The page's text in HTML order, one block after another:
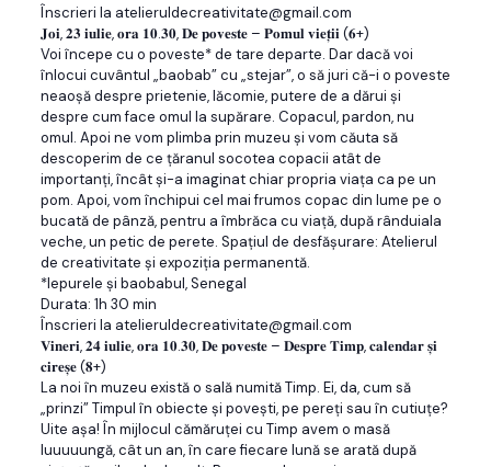
Înscrieri la atelieruldecreativitate@gmail.com
𝐉𝐨𝐢, 𝟐𝟑 𝐢𝐮𝐥𝐢𝐞, 𝐨𝐫𝐚 𝟏𝟎.𝟑𝟎, 𝐃𝐞 𝐩𝐨𝐯𝐞𝐬𝐭𝐞 – 𝐏𝐨𝐦𝐮𝐥 𝐯𝐢𝐞𝐭̦𝐢𝐢 (𝟔+)
Voi începe cu o poveste* de tare departe. Dar dacă voi
înlocui cuvântul „baobab” cu „stejar”, o să juri că-i o poveste
neaoșă despre prietenie, lăcomie, putere de a dărui și
despre cum face omul la supărare. Copacul, pardon, nu
omul. Apoi ne vom plimba prin muzeu și vom căuta să
descoperim de ce țăranul socotea copacii atât de
importanți, încât și-a imaginat chiar propria viața ca pe un
pom. Apoi, vom închipui cel mai frumos copac din lume pe o
bucată de pânză, pentru a îmbrăca cu viață, după rânduiala
veche, un petic de perete. Spațiul de desfășurare: Atelierul
de creativitate și expoziția permanentă.
*Iepurele și baobabul, Senegal
Durata: 1h 30 min
Înscrieri la atelieruldecreativitate@gmail.com
𝐕𝐢𝐧𝐞𝐫𝐢, 𝟐𝟒 𝐢𝐮𝐥𝐢𝐞, 𝐨𝐫𝐚 𝟏𝟎.𝟑𝟎, 𝐃𝐞 𝐩𝐨𝐯𝐞𝐬𝐭𝐞 – 𝐃𝐞𝐬𝐩𝐫𝐞 𝐓𝐢𝐦𝐩, 𝐜𝐚𝐥𝐞𝐧𝐝𝐚𝐫 𝐬̦𝐢
𝐜𝐢𝐫𝐞𝐬̦𝐞 (𝟖+)
La noi în muzeu există o sală numită Timp. Ei, da, cum să
„prinzi” Timpul în obiecte și povești, pe pereți sau în cutiuțe?
Uite așa! În mijlocul cămăruței cu Timp avem o masă
luuuuungă, cât un an, în care fiecare lună se arată după